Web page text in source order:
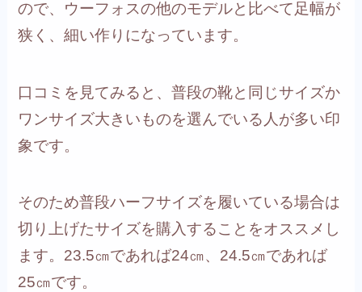
ので、ウーフォスの他のモデルと比べて足幅が
狭く、細い作りになっています。
口コミを見てみると、普段の靴と同じサイズか
ワンサイズ大きいものを選んでいる人が多い印
象です。
そのため普段ハーフサイズを履いている場合は
切り上げたサイズを購入することをオススメし
ます。23.5㎝であれば24㎝、24.5㎝であれば
25㎝です。